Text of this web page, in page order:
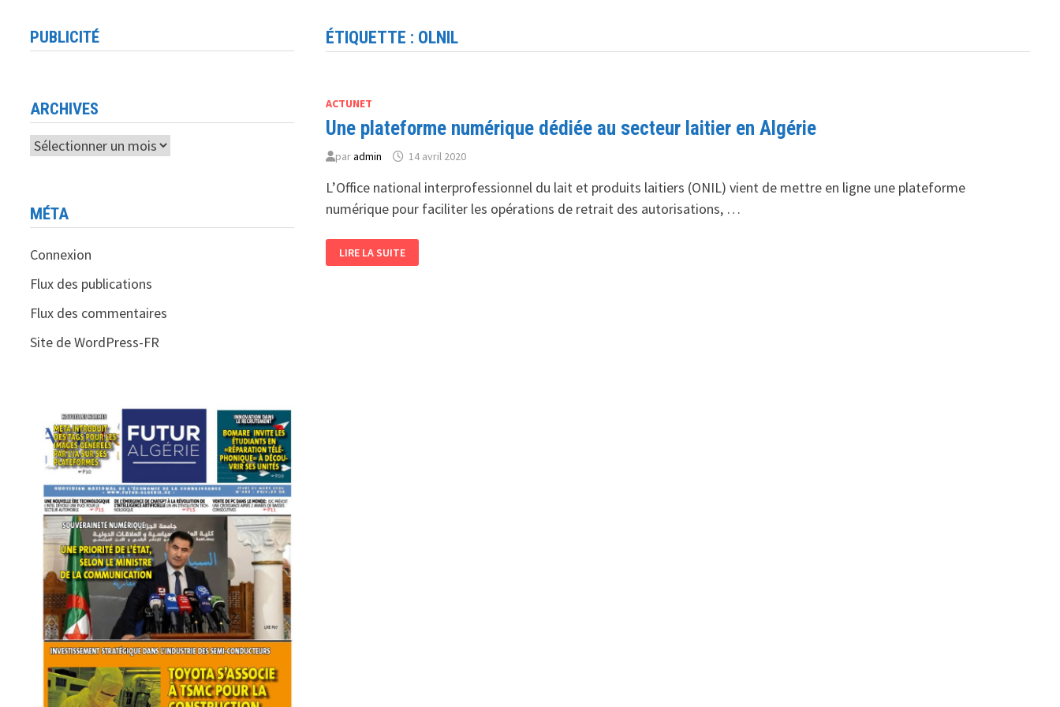
ÉTIQUETTE : OLNIL
ACTUNET
Une plateforme numérique dédiée au secteur laitier en Algérie
paradmin 14 avril 2020
L’Office national interprofessionnel du lait et produits laitiers (ONIL) vient de mettre en ligne une plateforme
numérique pour faciliter les opérations de retrait des autorisations, …
PLATEFORME
NUMÉRIQUE
LIRE LA SUITE
PUBLICITÉ
ARCHIVES
Archives
MÉTA
Connexion
Flux des publications
Flux des commentaires
Site de WordPress-FR